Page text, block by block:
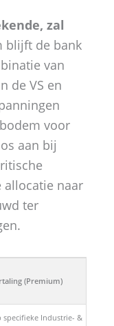
zal
blijft de bank
van
de VS en
voor
aan bij
allocatie naar
ter
(Premium)
specifieke Industrie- &